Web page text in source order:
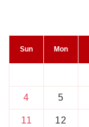
Sun Mon
4 5
11 12